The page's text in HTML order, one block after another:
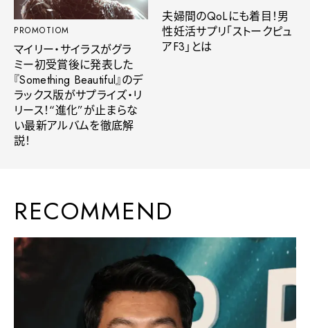
PROMOTIOM
マイリー・サイラスがグラ
ミー初受賞後に発表した
『Something Beautiful』のデ
ラックス版がサプライズ・リ
リース！“進化”が止まらな
い最新アルバムを徹底解
説！
夫婦間のQoLにも着目！男
性妊活サプリ「ストークピュ
アF3」とは
RECOMMEND